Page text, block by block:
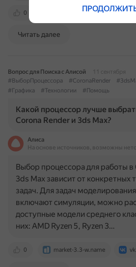
0 repetitor3d.ru vk.com
Читать далее
Вопрос для Поиска с Алисой
11 сентября
#ВыборПроцессора
#CoronaRender
#Графика
#Технологии #Помощь
Какой процессор лучше
Corona Render и 3ds Max?
Алиса
На основе источников, возможны
0 market-3.3-w.name
Выбор процессора для работы в
3ds Max зависит от конкретных
задач. Для задач
включают симуляции, можно
доступные модели среднего
них: AMD Ryzen 5, Ryzen 3…